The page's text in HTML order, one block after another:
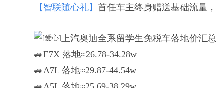
【智联随心礼】首任车主终身赠送基础流量
上汽奥迪全系留学生免税车落地价汇总
🚙E7X 落地≈26.78-34.28w
🚙A7L 落地≈29.87-44.54w